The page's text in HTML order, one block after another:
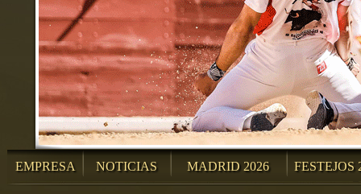
EMPRESA NOTICIAS MADRID 2026 FESTEJOS